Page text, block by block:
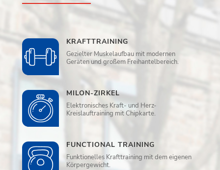
KRAFTTRAINING
Gezielter Muskelaufbau mit modernen
Geräten und großem Freihantelbereich.
MILON-ZIRKEL
Elektronisches Kraft- und Herz-
Kreislauftraining mit Chipkarte.
FUNCTIONAL TRAINING
Funktionelles Krafttraining mit dem eigenen
Körpergewicht.